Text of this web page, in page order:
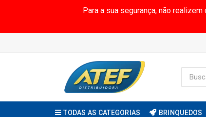
Para a sua segurança, não
TODAS AS CATEGORIAS BRINQUEDOS